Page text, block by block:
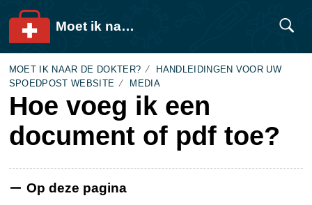
Moet ik naar de dokter?
MOET IK NAAR DE DOKTER?
HANDLEIDINGEN VOOR UW
SPOEDPOST WEBSITE
MEDIA
Hoe voeg ik een
document of pdf toe?
Op deze pagina